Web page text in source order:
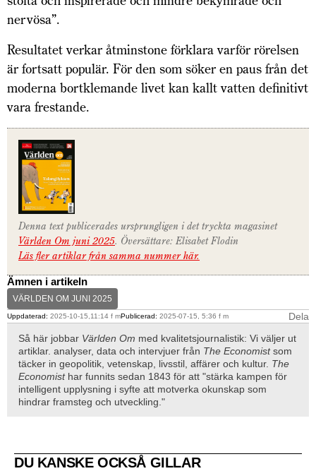
nervösa”.
Resultatet verkar åtminstone förklara varför rörelsen
är fortsatt populär. För den som söker en paus från det
moderna bortklemande livet kan kallt vatten definitivt
vara frestande.
Denna text publicerades ursprungligen i det tryckta magasinet
Världen Om juni 2025. Översättare: Elisabet Flodin
Läs fler artiklar från samma nummer här.
Ämnen i artikeln
VÄRLDEN OM JUNI 2025
Uppdaterad: 2025-10-15,11:14 f mPublicerad: 2025-07-15, 5:36 f m
Dela
Så här jobbar Världen Om med kvalitetsjournalistik: Vi väljer ut
artiklar. analyser, data och intervjuer från The Economistsom
täcker in geopolitik, vetenskap, livsstil, affärer och kultur. The
Economisthar funnits sedan 1843 för att "stärka kampen för
intelligent upplysning i syfte att motverka okunskap som
hindrar framsteg och utveckling."
DU KANSKE OCKSÅ GILLAR